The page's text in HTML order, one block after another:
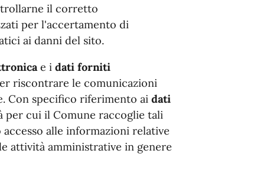
il corretto
per l'accertamento di
ai danni del sito.
e i dati forniti
riscontrare le comunicazioni
Con specifico riferimento ai dati
per cui il Comune raccoglie tali
alle informazioni relative
attività amministrative in genere